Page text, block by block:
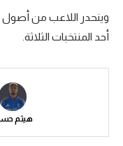
القسم الثاني
وينحدر اللاعب من أصول
أحد المنتخبات الثلاثة.
هيثم